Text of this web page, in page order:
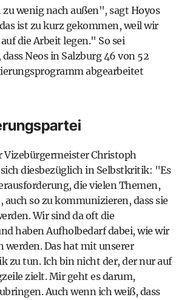
wenig nach außen", sagt Hoyos
ist zu kurz gekommen, weil wir
die Arbeit legen." So sei
Neos in Salzburg 46 von 52
abgearbeitet
Vizebürgermeister Christoph
diesbezüglich in Selbstkritik: "Es
die vielen Themen,
auch so zu kommunizieren, dass sie
Wir sind da oft die
haben Aufholbedarf dabei, wie wir
werden. Das hat mit unserer
zu tun. Ich bin nicht der, der nur auf
zielt. Mir geht es darum,
Auch wenn ich weiß, dass